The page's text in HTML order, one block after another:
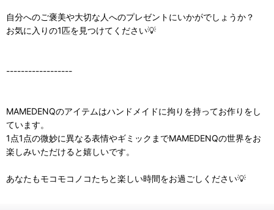
自分へのご褒美や大切な人へのプレゼントにいかがでしょうか？
お気に入りの1匹を見つけてください💡
------------------
MAMEDENQのアイテムはハンドメイドに拘りを持ってお作りをし
ています。
1点1点の微妙に異なる表情やギミックまでMAMEDENQの世界をお
楽しみいただけると嬉しいです。
あなたもモコモコノコたちと楽しい時間をお過ごしください💡